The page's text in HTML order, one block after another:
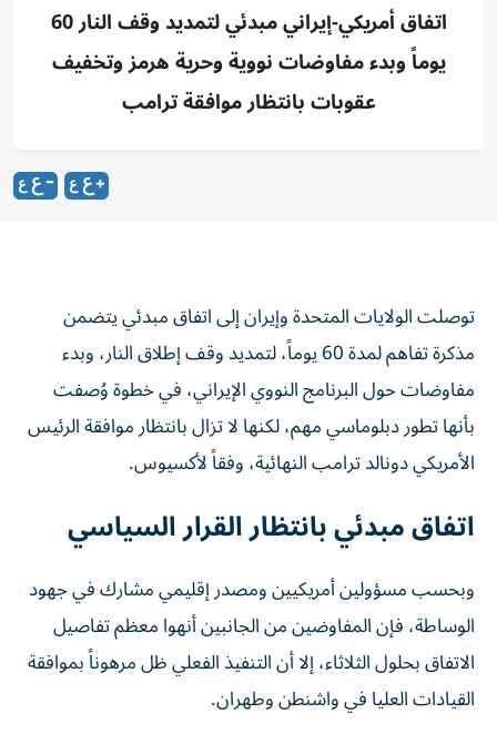
اتفاق أمريكي-إيراني مبدئي لتمديد وقف النار 60
يوماً وبدء مفاوضات نووية وحرية هرمز وتخفيف
عقوبات بانتظار موافقة ترامب
توصلت الولايات المتحدة وإيران إلى اتفاق مبدئي يتضمن
مذكرة تفاهم لمدة 60 يوماً، لتمديد وقف إطلاق النار، وبدء
مفاوضات حول البرنامج النووي الإيراني، في خطوة وُصفت
بأنها تطور دبلوماسي مهم، لكنها لا تزال بانتظار موافقة الرئيس
الأمريكي دونالد ترامب النهائية، وفقاً لأكسيوس.
اتفاق مبدئي بانتظار القرار السياسي
وبحسب مسؤولين أمريكيين ومصدر إقليمي مشارك في جهود
الوساطة، فإن المفاوضين من الجانبين أنهوا معظم تفاصيل
الاتفاق بحلول الثلاثاء، إلا أن التنفيذ الفعلي ظل مرهوناً بموافقة
القيادات العليا في واشنطن وطهران.